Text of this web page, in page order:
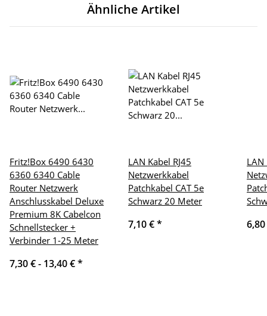
Ähnliche Artikel
Fritz!Box 6490 6430
6360 6340 Cable
Router Netzwerk
Anschlusskabel Deluxe
Premium 8K Cabelcon
Schnellstecker +
Verbinder 1-25 Meter
7,30 € - 13,40 €*
LAN Kabel RJ45
Netzwerkkabel
Patchkabel CAT 5e
Schwarz 20 Meter
7,10 €*
LAN